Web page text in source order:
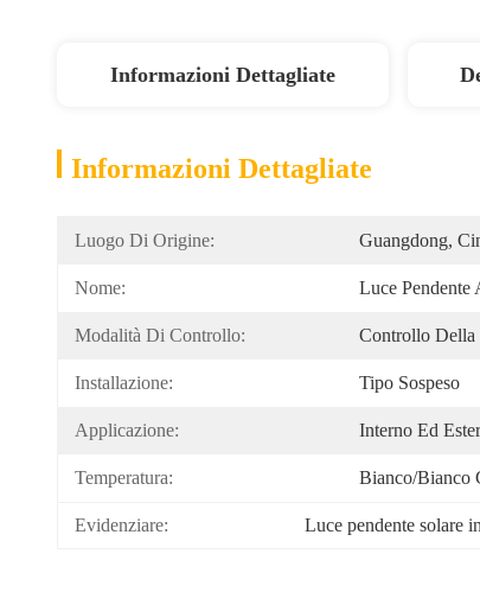
Informazioni Dettagliate
Informazioni Dettagliate
Luogo Di Origine: Guangdong,
Nome: Luce Pendente
Modalità Di Controllo: Controllo Della
Installazione: Tipo Sospeso
Applicazione: Interno Ed
Temperatura: Bianco/bianco
Evidenziare: Luce pendente solare